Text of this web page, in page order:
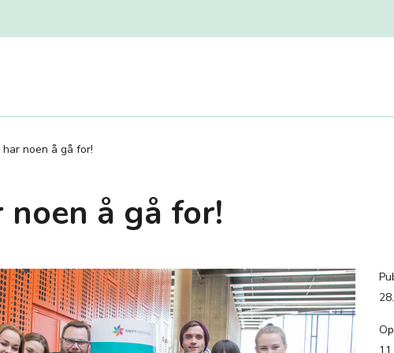
noen å gå for!
å gå for!